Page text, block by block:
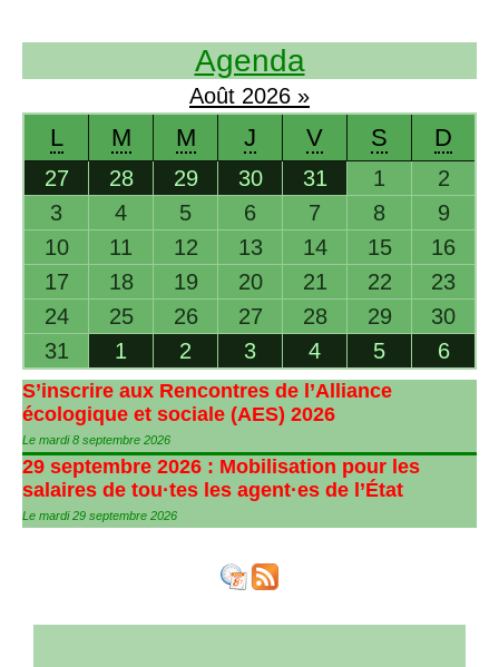
Agenda
Août 2026 »
L M M J V S D
27 28 29 30 31 1
2
3
4 5 6 7 8
9
10
11 12 13 14 15
16
17
18 19 20 21 22
23
24
25 26 27 28 29
30
31
1 2 3 4 5 6
S’inscrire aux Rencontres de l’Alliance
écologique et sociale (AES) 2026
Le mardi 8 septembre 2026
29 septembre 2026 : Mobilisation pour les
salaires de tou·tes les agent·es de l’État
Le mardi 29 septembre 2026